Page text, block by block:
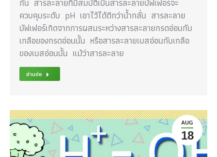
กัน สารละลายที่มีสมบัติเป็นสารละลายบัฟเฟอร์จะ
ควบคุมระดับ pH เอาไว้ได้ดีกว่าน้ำกลั่น สารละลาย
บัฟเฟอร์เกิดจากการผสมระหว่างสารละลายกรดอ่อนกับ
เกลือของกรดอ่อนนั้น หรือสารละลายเบสอ่อนกับเกลือ
ของเบสอ่อนนั้น แม้ว่าสารละลาย
อ่านต่อ
AUG
18